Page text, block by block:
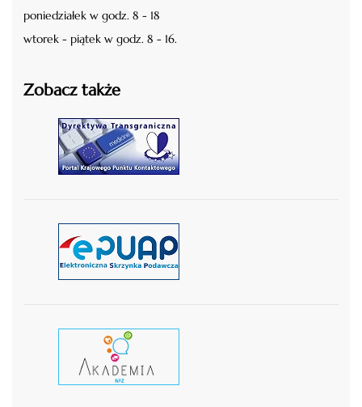
poniedziałek w godz. 8 - 18
wtorek - piątek w godz. 8 - 16.
Zobacz także
czytaj więcej
czytaj więcej